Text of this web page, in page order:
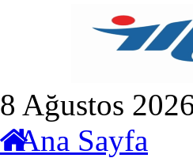
8 Ağustos
Ana Sayfa